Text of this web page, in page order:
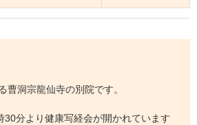
洞宗龍仙寺の別院です。
分より健康写経会が開かれています